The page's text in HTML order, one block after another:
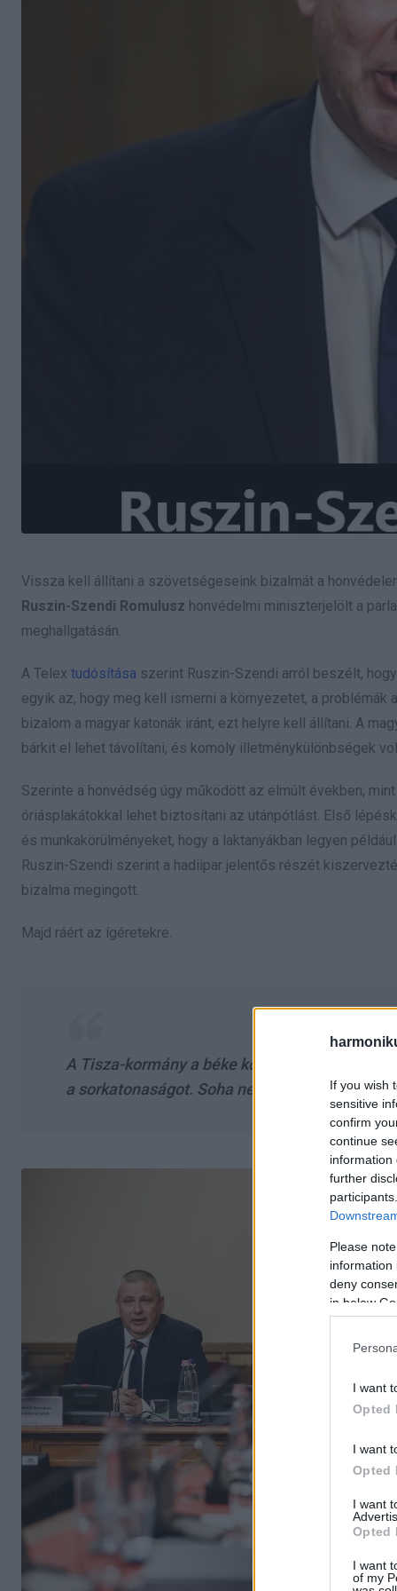
If you wish
sensitive
confirm
continue
information
further
Please
information
deny
in below
I want
Opted
I want
Opted
I want
Opted
I want
of my
Vissza kell állítani a szövetségeseink bizalmát a
Ruszin-Szendi Romulusz honvédelmi miniszterjelölt a
meghallgatásán.
A Telex tudósítása szerint Ruszin-Szendi arról beszélt,
egyik az, hogy meg kell ismerni a környezetet, a problémák
bizalom a magyar katonák iránt, ezt helyre kell állítani. A
bárkit el lehet távolítani, és komoly illetménykülönbségek
Szerinte a honvédség úgy működött az elmúlt években,
óriásplakátokkal lehet biztosítani az utánpótlást. Első
és munkakörülményeket, hogy a laktanyákban legyen
Ruszin-Szendi szerint a hadiipar jelentős részét
bizalma megingott.
Majd ráért az ígéretekre.
A Tisza-kormány a béke kormánya. Nem
a sorkatonaságot. Soha nem is mondtunk